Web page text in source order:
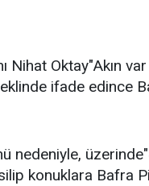
Oktay"Akın var
ifade edince
nedeniyle,
konuklara Bafra